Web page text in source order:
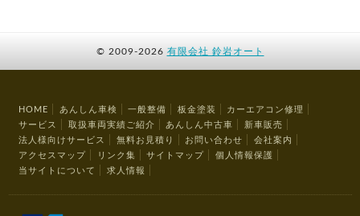
© 2009-2026 有限会社 鈴岩オート
HOME あんしん車検 一般整備 板金塗装
カーエアコン修理
サービス
取扱車両実績ご紹介 あんしん中古車
新車販売
法人様向けサービス
無料お見積り お問い合わせ
会社案内
アクセスマップ
リンク集 サイトマップ
個人情報保護
当サイトについて
求人情報